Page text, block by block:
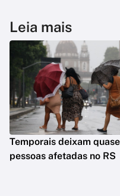
Leia mais
Temporais deixam
pessoas afetadas no RS